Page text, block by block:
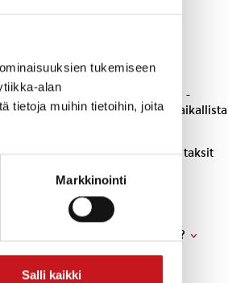
tukemiseen
alan
tietoja muihin tietoihin, joita
Markkinointi
Salli kaikki
Ilmastotyö
Rautalammin yhteisösovellus -
osallisuutta, hyvinvointia ja paikallista
Joukkoliikenne, linja-autot ja taksit
Kadut ja tiet
Rakentaminen
Muuttamassa Rautalammille?